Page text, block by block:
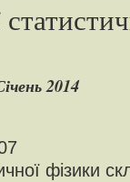
2014
фізики